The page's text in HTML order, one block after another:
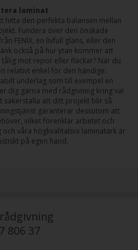
laminat
hitta den perfekta balansen mellan
Fundera över den önskade
FENIX, en livfull glans, eller den
också på hur ytan kommer att
mot repor eller fläckar? När du
relativt enkel för den händige.
underlag som till exempel en
dig gärna med rådgivning kring val
säkerställa att ditt projekt blir så
garanterar dessutom att
vilket förenklar arbetet och
våra högkvalitativa laminatark är
på egen hand.
806 37